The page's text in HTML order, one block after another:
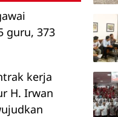
guru, 373
kerja
H. Irwan